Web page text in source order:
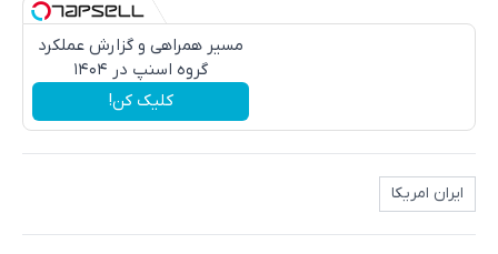
مسیر همراهی و گزارش عملکرد
گروه اسنپ در ۱۴۰۴
کلیک کن!
ایران امریکا